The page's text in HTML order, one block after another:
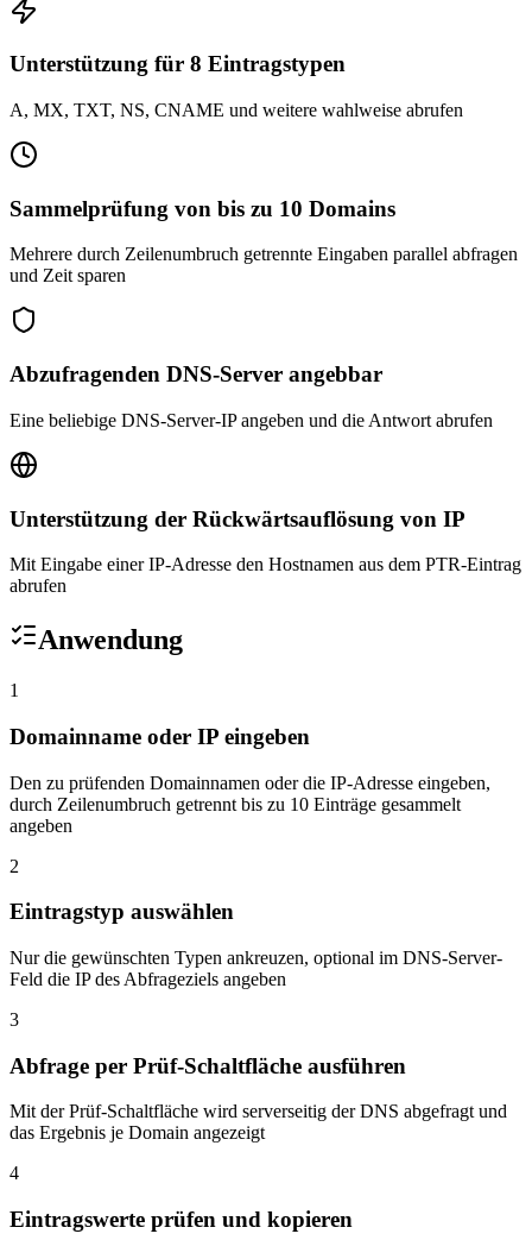
Unterstützung für 8 Eintragstypen
A, MX, TXT, NS, CNAME und weitere wahlweise abrufen
Sammelprüfung von bis zu 10 Domains
Mehrere durch Zeilenumbruch getrennte Eingaben parallel abfragen
und Zeit sparen
Abzufragenden DNS-Server angebbar
Eine beliebige DNS-Server-IP angeben und die Antwort abrufen
Unterstützung der Rückwärtsauflösung von IP
Mit Eingabe einer IP-Adresse den Hostnamen aus dem PTR-Eintrag
abrufen
Anwendung
1
Domainname oder IP eingeben
Den zu prüfenden Domainnamen oder die IP-Adresse eingeben,
durch Zeilenumbruch getrennt bis zu 10 Einträge gesammelt
angeben
2
Eintragstyp auswählen
Nur die gewünschten Typen ankreuzen, optional im DNS-Server-
Feld die IP des Abfrageziels angeben
3
Abfrage per Prüf-Schaltfläche ausführen
Mit der Prüf-Schaltfläche wird serverseitig der DNS abgefragt und
das Ergebnis je Domain angezeigt
4
Eintragswerte prüfen und kopieren